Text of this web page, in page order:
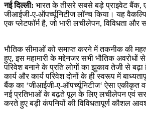
नई दिल्ली: भारत के तीसरे सबसे बड़े प्राइवेट बैंक,
जीआईजी-ए-ऑपर्च्‍यूनिटीज लॉन्‍च किया। यह
एक प्‍लेटफॉर्म है,जो भारी लचीलेपन,विविधता और
भौतिक सीमाओं को समाप्‍त करने में तकनीक की
हुए,इस महामारी के मद्देनजर सभी भौतिक अवरोधों
परिवेश बनाने के प्रति लोगों का झुकाव तेजी से
कार्य और कार्य परिवेश दोनों के ही स्‍वरूप में
बैंक का ‘जीआईजी-ए-ऑपर्च्‍यूनिटीज‘ऐसा एकीकृत
नई प्रतिभाओं के बढ़ते पूल के लिए लचीलेपन एवं
करते हुए बड़ी कंपनियों की विविधतापूर्ण कौशल